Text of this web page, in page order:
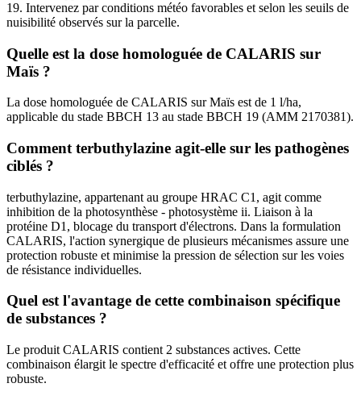
19. Intervenez par conditions météo favorables et selon les seuils de
nuisibilité observés sur la parcelle.
Quelle est la dose homologuée de CALARIS sur
Maïs ?
La dose homologuée de CALARIS sur Maïs est de 1 l/ha,
applicable du stade BBCH 13 au stade BBCH 19 (AMM 2170381).
Comment terbuthylazine agit-elle sur les pathogènes
ciblés ?
terbuthylazine, appartenant au groupe HRAC C1, agit comme
inhibition de la photosynthèse - photosystème ii. Liaison à la
protéine D1, blocage du transport d'électrons. Dans la formulation
CALARIS, l'action synergique de plusieurs mécanismes assure une
protection robuste et minimise la pression de sélection sur les voies
de résistance individuelles.
Quel est l'avantage de cette combinaison spécifique
de substances ?
Le produit CALARIS contient 2 substances actives. Cette
combinaison élargit le spectre d'efficacité et offre une protection plus
robuste.